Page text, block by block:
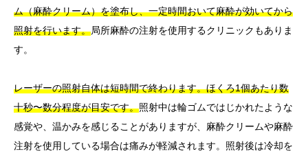
ム（麻酔クリーム）を塗布し、一定時間おいて麻酔が効いてから
照射を行います。局所麻酔の注射を使用するクリニックもありま
す。
レーザーの照射自体は短時間で終わります。ほくろ1個あたり数
十秒〜数分程度が目安です。照射中は輪ゴムではじかれたような
感覚や、温かみを感じることがありますが、麻酔クリームや麻酔
注射を使用している場合は痛みが軽減されます。照射後は冷却を